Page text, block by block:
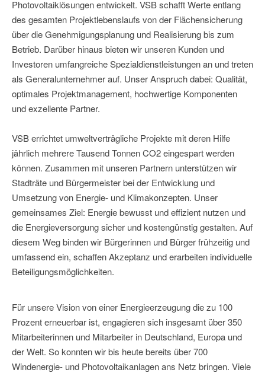
Photovoltaiklösungen entwickelt. VSB schafft Werte entlang
des gesamten Projektlebenslaufs von der Flächensicherung
über die Genehmigungsplanung und Realisierung bis zum
Betrieb. Darüber hinaus bieten wir unseren Kunden und
Investoren umfangreiche Spezialdienstleistungen an und treten
als Generalunternehmer auf. Unser Anspruch dabei: Qualität,
optimales Projektmanagement, hochwertige Komponenten
und exzellente Partner.
VSB errichtet umweltverträgliche Projekte mit deren Hilfe
jährlich mehrere Tausend Tonnen CO2 eingespart werden
können. Zusammen mit unseren Partnern unterstützen wir
Stadträte und Bürgermeister bei der Entwicklung und
Umsetzung von Energie- und Klimakonzepten. Unser
gemeinsames Ziel: Energie bewusst und effizient nutzen und
die Energieversorgung sicher und kostengünstig gestalten. Auf
diesem Weg binden wir Bürgerinnen und Bürger frühzeitig und
umfassend ein, schaffen Akzeptanz und erarbeiten individuelle
Beteiligungsmöglichkeiten.
Für unsere Vision von einer Energieerzeugung die zu 100
Prozent erneuerbar ist, engagieren sich insgesamt über 350
Mitarbeiterinnen und Mitarbeiter in Deutschland, Europa und
der Welt. So konnten wir bis heute bereits über 700
Windenergie- und Photovoltaikanlagen ans Netz bringen. Viele